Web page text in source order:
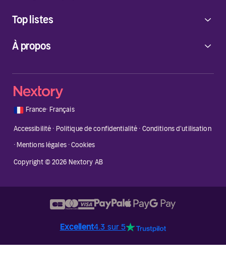
À propos
Top listes
🇫🇷 France· Français
Accessibilité · Politique de confidentialité · Conditions d'utilisation
·Mentions légales·Cookies
Copyright © 2026 Nextory AB
Excellent4.3 sur 5